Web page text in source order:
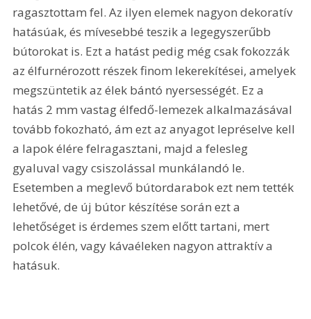
ragasztottam fel. Az ilyen elemek nagyon dekoratív
hatásúak, és mívesebbé teszik a legegyszerűbb
bútorokat is. Ezt a hatást pedig még csak fokozzák
az élfurnérozott részek finom lekerekítései, amelyek
megszüntetik az élek bántó nyersességét. Ez a
hatás 2 mm vastag élfedő-lemezek alkalmazásával
tovább fokozható, ám ezt az anyagot lepréselve kell
a lapok élére felragasztani, majd a felesleg
gyaluval vagy csiszolással munkálandó le.
Esetemben a meglevő bútordarabok ezt nem tették
lehetővé, de új bútor készítése során ezt a
lehetőséget is érdemes szem előtt tartani, mert
polcok élén, vagy kávaéleken nagyon attraktív a
hatásuk.